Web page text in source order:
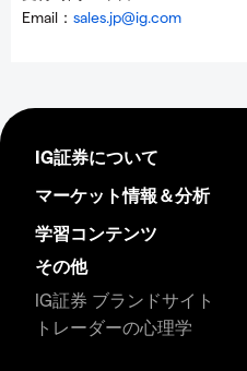
Email： sales.jp@ig.com
IG証券について
マーケット情報＆分析
学習コンテンツ
その他
IG証券 ブランドサイト
トレーダーの心理学